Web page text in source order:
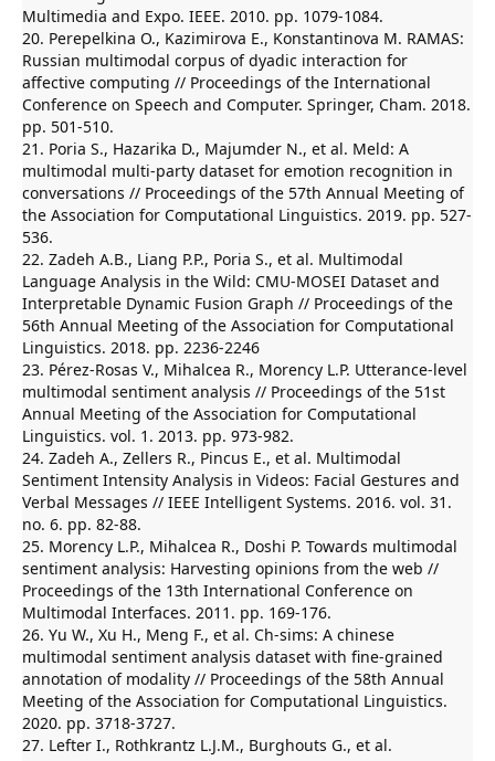
Multimedia and Expo. IEEE. 2010. pp. 1079-1084.
20. Perepelkina O., Kazimirova E., Konstantinova M. RAMAS:
Russian multimodal corpus of dyadic interaction for
affective computing // Proceedings of the International
Conference on Speech and Computer. Springer, Cham. 2018.
pp. 501-510.
21. Poria S., Hazarika D., Majumder N., et al. Meld: A
multimodal multi-party dataset for emotion recognition in
conversations // Proceedings of the 57th Annual Meeting of
the Association for Computational Linguistics. 2019. pp. 527-
536.
22. Zadeh A.B., Liang P.P., Poria S., et al. Multimodal
Language Analysis in the Wild: CMU-MOSEI Dataset and
Interpretable Dynamic Fusion Graph // Proceedings of the
56th Annual Meeting of the Association for Computational
Linguistics. 2018. pp. 2236-2246
23. Pérez-Rosas V., Mihalcea R., Morency L.P. Utterance-level
multimodal sentiment analysis // Proceedings of the 51st
Annual Meeting of the Association for Computational
Linguistics. vol. 1. 2013. pp. 973-982.
24. Zadeh A., Zellers R., Pincus E., et al. Multimodal
Sentiment Intensity Analysis in Videos: Facial Gestures and
Verbal Messages // IEEE Intelligent Systems. 2016. vol. 31.
no. 6. pp. 82-88.
25. Morency L.P., Mihalcea R., Doshi P. Towards multimodal
sentiment analysis: Harvesting opinions from the web //
Proceedings of the 13th International Conference on
Multimodal Interfaces. 2011. pp. 169-176.
26. Yu W., Xu H., Meng F., et al. Ch-sims: A chinese
multimodal sentiment analysis dataset with fine-grained
annotation of modality // Proceedings of the 58th Annual
Meeting of the Association for Computational Linguistics.
2020. pp. 3718-3727.
27. Lefter I., Rothkrantz L.J.M., Burghouts G., et al.